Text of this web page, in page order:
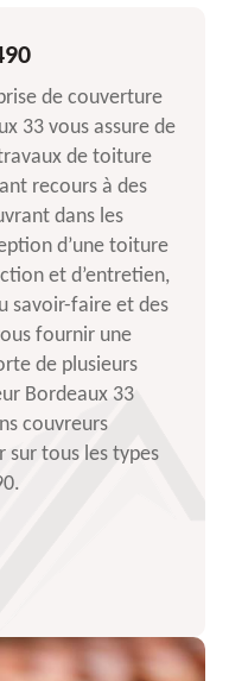
de couverture
33 vous assure de
de toiture
recours à des
dans les
d’une toiture
et d’entretien,
savoir-faire et des
fournir une
de plusieurs
Bordeaux 33
couvreurs
sur tous les types